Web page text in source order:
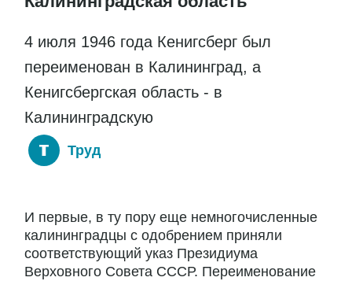
4 июля 1946 года Кенигсберг был
переименован в Калининград, а
Кенигсбергская область - в
Калининградскую
Труд
И первые, в ту пору еще немногочисленные
калининградцы с одобрением приняли
соответствующий указ Президиума
Верховного Совета СССР. Переименование